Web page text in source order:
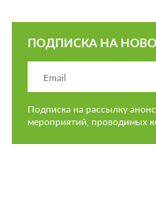
ПОДПИСКА НА
Подписка на рассылку
мероприятий, проводимых